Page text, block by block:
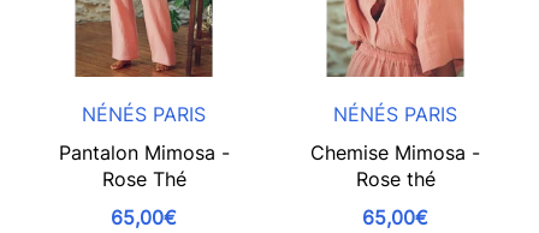
NÉNÉS PARIS
Pantalon Mimosa -
Rose Thé
65,00€
NÉNÉS PARIS
Chemise Mimosa -
Rose thé
65,00€